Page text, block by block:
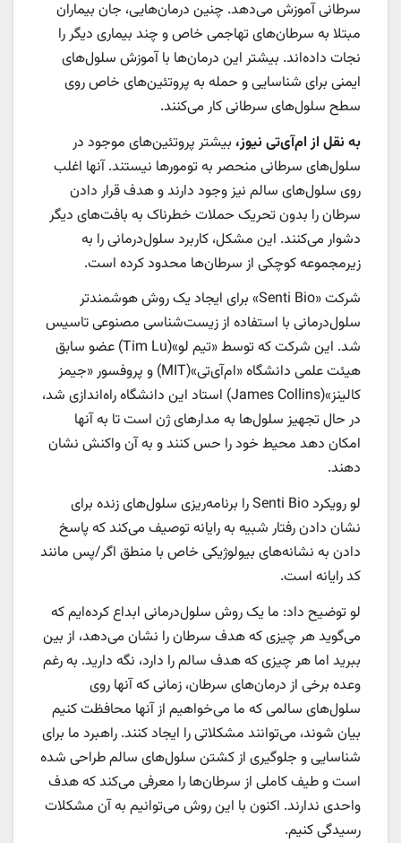
سرطانی آموزش می‌دهد. چنین درمان‌هایی، جان بیماران
مبتلا به سرطان‌های تهاجمی خاص و چند بیماری دیگر را
نجات داده‌اند. بیشتر این درمان‌ها با آموزش سلول‌های
ایمنی برای شناسایی و حمله به پروتئین‌های خاص روی
سطح سلول‌های سرطانی کار می‌کنند.
به نقل از ام‌آی‌تی‌ نیوز، بیشتر پروتئین‌های موجود در
سلول‌های سرطانی منحصر به تومورها نیستند. آنها اغلب
روی سلول‌های سالم نیز وجود دارند و هدف قرار دادن
سرطان را بدون تحریک حملات خطرناک به بافت‌های دیگر
دشوار می‌کنند. این مشکل، کاربرد سلول‌درمانی را به
زیرمجموعه کوچکی از سرطان‌ها محدود کرده است.
شرکت «Senti Bio» برای ایجاد یک روش هوشمندتر
سلول‌درمانی با استفاده از زیست‌شناسی مصنوعی تاسیس
شد. این شرکت که توسط «تیم لو»(Tim Lu) عضو سابق
هیئت علمی دانشگاه «ام‌آی‌تی»(MIT) و پروفسور «جیمز
کالینز»(James Collins) استاد این دانشگاه راه‌اندازی شد،
در حال تجهیز سلول‌ها به مدارهای ژن است تا به آنها
امکان دهد محیط خود را حس کنند و به آن واکنش نشان
دهند.
لو رویکرد Senti Bio را برنامه‌ریزی سلول‌های زنده برای
نشان دادن رفتار شبیه به رایانه توصیف می‌کند که پاسخ
دادن به نشانه‌های بیولوژیکی خاص با منطق اگر/پس مانند
کد رایانه است.
لو توضیح داد: ما یک روش سلول‌درمانی ابداع کرده‌ایم که
می‌گوید هر چیزی که هدف سرطان را نشان می‌دهد، از بین
ببرید اما هر چیزی که هدف سالم را دارد، نگه دارید. به رغم
وعده برخی از درمان‌های سرطان، زمانی که آنها روی
سلول‌های سالمی که ما می‌خواهیم از آنها محافظت کنیم
بیان شوند، می‌توانند مشکلاتی را ایجاد کنند. راهبرد ما برای
شناسایی و جلوگیری از کشتن سلول‌های سالم طراحی شده
است و طیف کاملی از سرطان‌ها را معرفی می‌کند که هدف
واحدی ندارند. اکنون با این روش می‌توانیم به آن مشکلات
رسیدگی کنیم.